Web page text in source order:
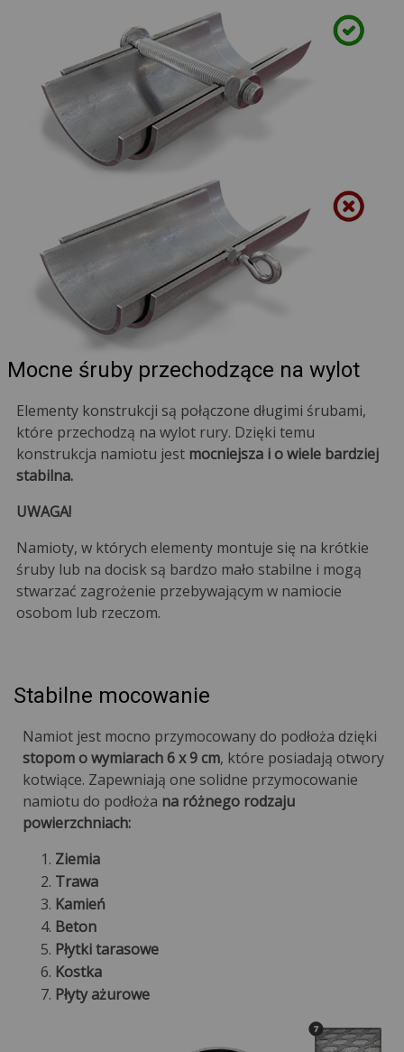
Mocne śruby przechodzące na wylot
Elementy konstrukcji są połączone długimi śrubami,
które przechodzą na wylot rury. Dzięki temu
konstrukcja namiotu jest mocniejsza i o wiele bardziej
stabilna.
UWAGA!
Namioty, w których elementy montuje się na krótkie
śruby lub na docisk są bardzo mało stabilne i mogą
stwarzać zagrożenie przebywającym w namiocie
osobom lub rzeczom.
Stabilne mocowanie
Namiot jest mocno przymocowany do podłoża dzięki
stopom o wymiarach 6 x 9 cm, które posiadają otwory
kotwiące. Zapewniają one solidne przymocowanie
namiotu do podłoża na różnego rodzaju
powierzchniach:
Ziemia
Trawa
Kamień
Beton
Płytki tarasowe
Kostka
Płyty ażurowe